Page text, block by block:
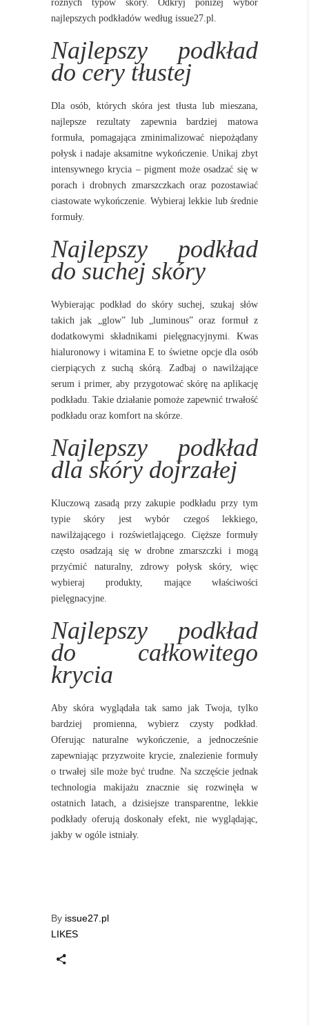
różnych typów skóry. Odkryj poniżej wybór
najlepszych podkładów według issue27.pl.
Najlepszy podkład
do cery tłustej
Dla osób, których skóra jest tłusta lub mieszana,
najlepsze rezultaty zapewnia bardziej matowa
formuła, pomagająca zminimalizować niepożądany
połysk i nadaje aksamitne wykończenie. Unikaj zbyt
intensywnego krycia – pigment może osadzać się w
porach i drobnych zmarszczkach oraz pozostawiać
ciastowate wykończenie. Wybieraj lekkie lub średnie
formuły.
Najlepszy podkład
do suchej skóry
Wybierając podkład do skóry suchej, szukaj słów
takich jak „glow” lub „luminous” oraz formuł z
dodatkowymi składnikami pielęgnacyjnymi. Kwas
hialuronowy i witamina E to świetne opcje dla osób
cierpiących z suchą skórą. Zadbaj o nawilżające
serum i primer, aby przygotować skórę na aplikację
podkładu. Takie działanie pomoże zapewnić trwałość
podkładu oraz komfort na skórze.
Najlepszy podkład
dla skóry dojrzałej
Kluczową zasadą przy zakupie podkładu przy tym
typie skóry jest wybór czegoś lekkiego,
nawilżającego i rozświetlającego. Cięższe formuły
często osadzają się w drobne zmarszczki i mogą
przyćmić naturalny, zdrowy połysk skóry, więc
wybieraj produkty, mające właściwości
pielęgnacyjne.
Najlepszy podkład
do całkowitego
krycia
Aby skóra wyglądała tak samo jak Twoja, tylko
bardziej promienna, wybierz czysty podkład.
Oferując naturalne wykończenie, a jednocześnie
zapewniając przyzwoite krycie, znalezienie formuły
o trwałej sile może być trudne. Na szczęście jednak
technologia makijażu znacznie się rozwinęła w
ostatnich latach, a dzisiejsze transparentne, lekkie
podkłady oferują doskonały efekt, nie wyglądając,
jakby w ogóle istniały.
By issue27.pl
LIKES